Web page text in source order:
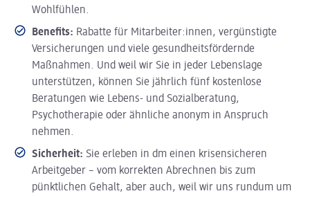
Wohlfühlen.
Benefits: Rabatte für Mitarbeiter:innen, vergünstigte
Versicherungen und viele gesundheitsfördernde
Maßnahmen. Und weil wir Sie in jeder Lebenslage
unterstützen, können Sie jährlich fünf kostenlose
Beratungen wie Lebens- und Sozialberatung,
Psychotherapie oder ähnliche anonym in Anspruch
nehmen.
Sicherheit: Sie erleben in dm einen krisensicheren
Arbeitgeber – vom korrekten Abrechnen bis zum
pünktlichen Gehalt, aber auch, weil wir uns rundum um